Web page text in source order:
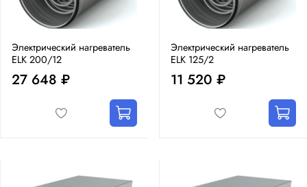
Электрический нагреватель
ELK 200/12
27 648 ₽
Электрический нагреватель
ELK 125/2
11 520 ₽